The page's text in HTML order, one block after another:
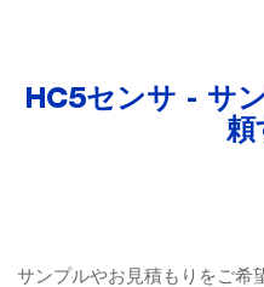
HC5センサ - サ
頼
サンプルやお見積もりをご希